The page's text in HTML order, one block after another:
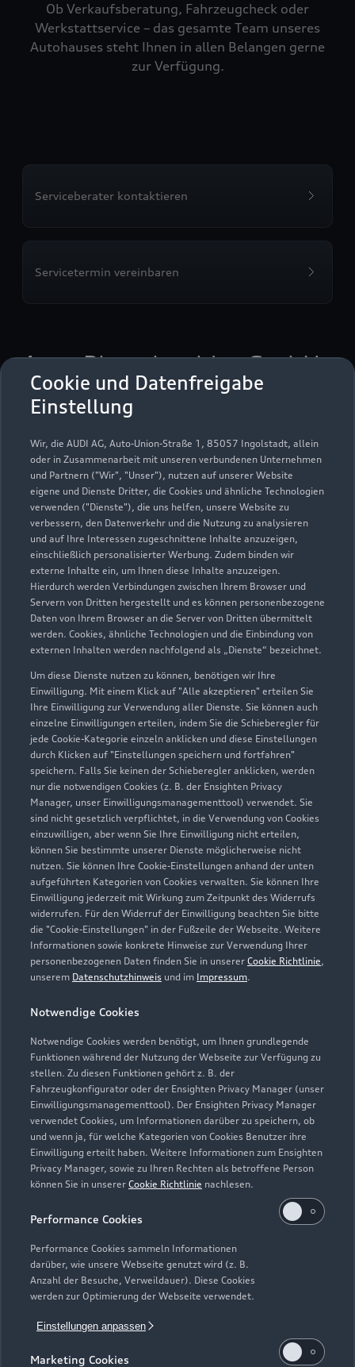
Cookie und Datenfreigabe
Einstellung
Wir, die AUDI AG, Auto-Union-Straße 1, 85057 Ingolstadt, allein
oder in Zusammenarbeit mit unseren verbundenen Unternehmen
und Partnern ("Wir", "Unser"), nutzen auf unserer Website
eigene und Dienste Dritter, die Cookies und ähnliche Technologien
verwenden ("Dienste"), die uns helfen, unsere Website zu
verbessern, den Datenverkehr und die Nutzung zu analysieren
und auf Ihre Interessen zugeschnittene Inhalte anzuzeigen,
einschließlich personalisierter Werbung. Zudem binden wir
externe Inhalte ein, um Ihnen diese Inhalte anzuzeigen.
Hierdurch werden Verbindungen zwischen Ihrem Browser und
Servern von Dritten hergestellt und es können personenbezogene
Daten von Ihrem Browser an die Server von Dritten übermittelt
werden. Cookies, ähnliche Technologien und die Einbindung von
externen Inhalten werden nachfolgend als „Dienste“ bezeichnet.
Um diese Dienste nutzen zu können, benötigen wir Ihre
Einwilligung. Mit einem Klick auf "Alle akzeptieren" erteilen Sie
Ihre Einwilligung zur Verwendung aller Dienste. Sie können auch
einzelne Einwilligungen erteilen, indem Sie die Schieberegler für
jede Cookie-Kategorie einzeln anklicken und diese Einstellungen
durch Klicken auf "Einstellungen speichern und fortfahren"
speichern. Falls Sie keinen der Schieberegler anklicken, werden
nur die notwendigen Cookies (z. B. der Ensighten Privacy
Manager, unser Einwilligungsmanagementtool) verwendet. Sie
sind nicht gesetzlich verpflichtet, in die Verwendung von Cookies
einzuwilligen, aber wenn Sie Ihre Einwilligung nicht erteilen,
können Sie bestimmte unserer Dienste möglicherweise nicht
nutzen. Sie können Ihre Cookie-Einstellungen anhand der unten
aufgeführten Kategorien von Cookies verwalten. Sie können Ihre
Einwilligung jederzeit mit Wirkung zum Zeitpunkt des Widerrufs
widerrufen. Für den Widerruf der Einwilligung beachten Sie bitte
die "Cookie-Einstellungen" in der Fußzeile der Webseite. Weitere
Informationen sowie konkrete Hinweise zur Verwendung Ihrer
personenbezogenen Daten finden Sie in unserer Cookie Richtlinie,
unserem Datenschutzhinweis und im Impressum.
Notwendige Cookies
Notwendige Cookies werden benötigt, um Ihnen grundlegende
Funktionen während der Nutzung der Webseite zur Verfügung zu
stellen. Zu diesen Funktionen gehört z. B. der
Fahrzeugkonfigurator oder der Ensighten Privacy Manager (unser
Einwilligungsmanagementtool). Der Ensighten Privacy Manager
verwendet Cookies, um Informationen darüber zu speichern, ob
und wenn ja, für welche Kategorien von Cookies Benutzer ihre
Einwilligung erteilt haben. Weitere Informationen zum Ensighten
Privacy Manager, sowie zu Ihren Rechten als betroffene Person
können Sie in unserer Cookie Richtlinie nachlesen.
Performance Cookies
Performance Cookies sammeln Informationen
darüber, wie unsere Webseite genutzt wird (z. B.
Anzahl der Besuche, Verweildauer). Diese Cookies
werden zur Optimierung der Webseite verwendet.
Einstellungen anpassen
Marketing Cookies
Ob Verkaufsberatung, Fahrzeugcheck oder
Werkstattservice – das gesamte Team unseres
Autohauses steht Ihnen in allen Belangen gerne
zur Verfügung.
Serviceberater kontaktieren
Servicetermin vereinbaren
Auto Bierschneider GmbH
Servicepartner
Lehengütingen 23 A
09857 97770
info.schopfloch@bierschneider.de
Kontaktdaten herunterladen
Öffnungszeiten
Service
Geschlossen,öffnet amDonnerstag
07:30
Geschlossen,öffnet am
08:30
Zurück nach oben
Modelle
Elektromodelle
Plug-in-Hybride
Neuwagensuche
Gebrauchtwagensuche
Service & Zubehör
Saisonale Angebote
Audi Services
Garantie
Support
Über Audi